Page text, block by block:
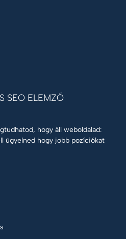
SEO ELEMZŐ
hogy áll weboldalad:
ügyelned hogy jobb pozíciókat